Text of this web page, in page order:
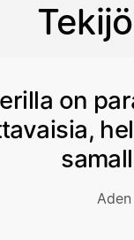
on